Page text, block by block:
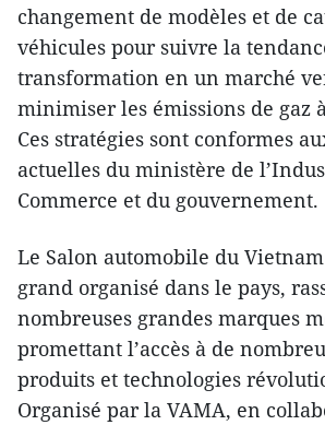
changement de modèles et de
véhicules pour suivre la
transformation en un marché
minimiser les émissions de gaz
Ces stratégies sont conformes
actuelles du ministère de
Commerce et du gouvernement.
Le Salon automobile du
grand organisé dans le pays,
nombreuses grandes marques
promettant l’accès à de
produits et technologies
Organisé par la VAMA, en